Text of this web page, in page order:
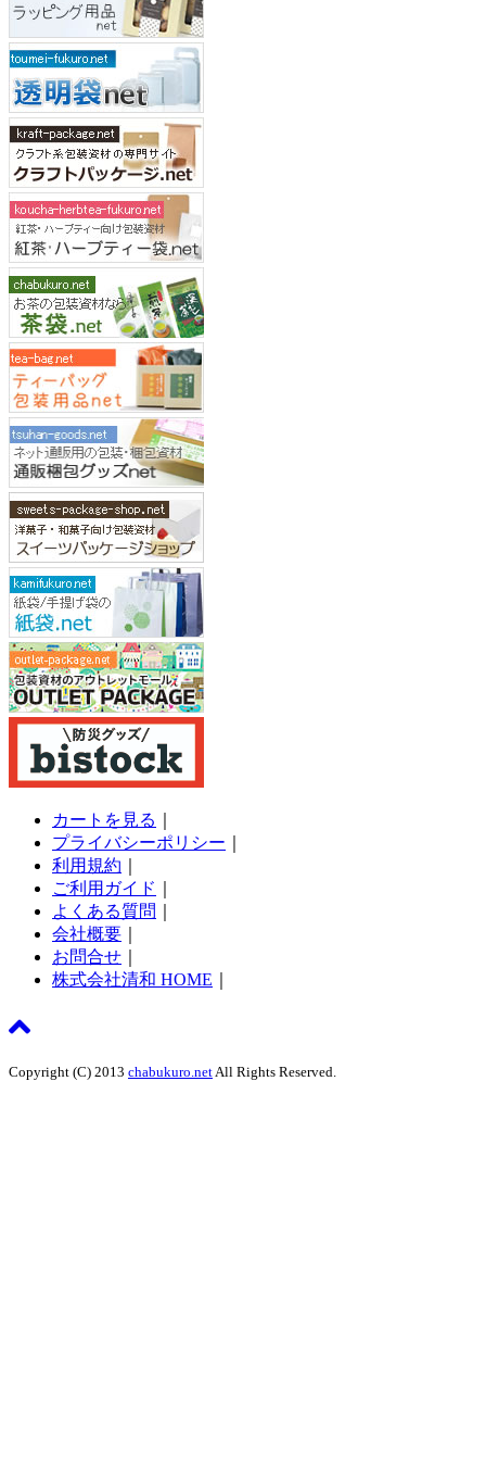
カートを見る
プライバシーポリシー
利用規約
ご利用ガイド
よくある質問
会社概要
お問合せ
株式会社清和 HOME
Copyright (C) 2013 chabukuro.netAll Rights Reserved.